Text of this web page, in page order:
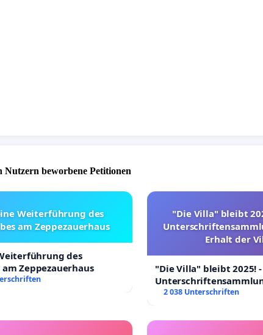
Nutzern beworbene Petitionen
Weiterführung des
am Zeppezauerhaus
des
Zeppezauerhaus
"Die Villa" bleibt
Erhalt der
"Die Villa" bleibt 2025!
Erhalt der Villa
2 038 Unterschriften